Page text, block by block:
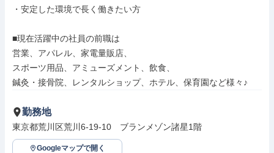
・安定した環境で長く働きたい方
■現在活躍中の社員の前職は
営業、アパレル、家電量販店、
スポーツ用品、アミューズメント、飲食、
鍼灸・接骨院、レンタルショップ、ホテル、保育園など様々♪
勤務地
東京都荒川区荒川6-19-10　ブランメゾン諸星1階
Googleマップで開く